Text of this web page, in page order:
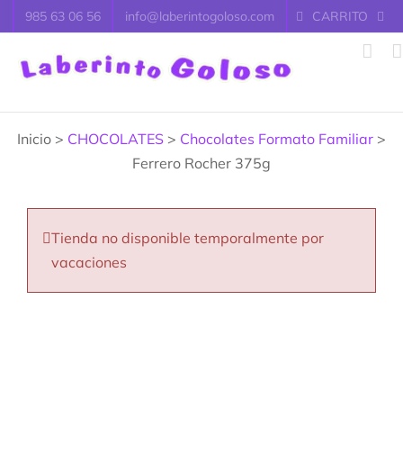
Saltar
al
contenido
985 63 06 56 info@laberintogoloso.com CARRITO
Inicio > CHOCOLATES > Chocolates Formato Familiar >
Ferrero Rocher 375g
Tienda no disponible temporalmente por
vacaciones